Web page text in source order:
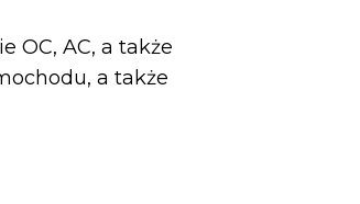
OC, AC, a także
a także